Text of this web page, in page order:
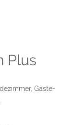
Plus
Gäste-